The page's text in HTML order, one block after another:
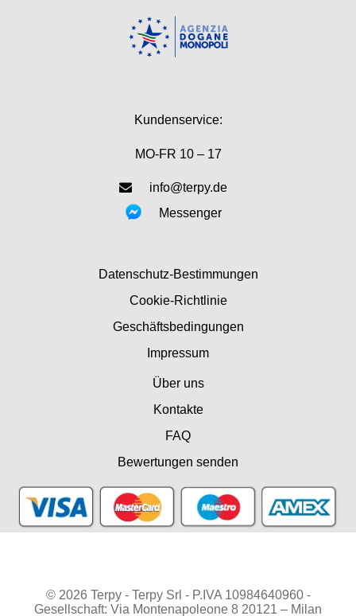
Kundenservice:
MO-FR 10 – 17
info@terpy.de
Messenger
Datenschutz-Bestimmungen
Cookie-Richtlinie
Geschäftsbedingungen
Impressum
Über uns
Kontakte
FAQ
Bewertungen senden
© 2026 Terpy - Terpy Srl - P.IVA 10984640960 -
Gesellschaft: Via Montenapoleone 8 20121 – Milan